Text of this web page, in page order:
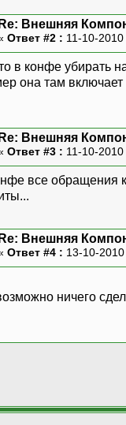
Re: Внешняя
Ответ #2 : 11-10-
в конфе убирать
она там включает
Re: Внешняя
Ответ #3 : 11-10-
все обращения к
Re: Внешняя
Ответ #4 : 13-10-
ничего